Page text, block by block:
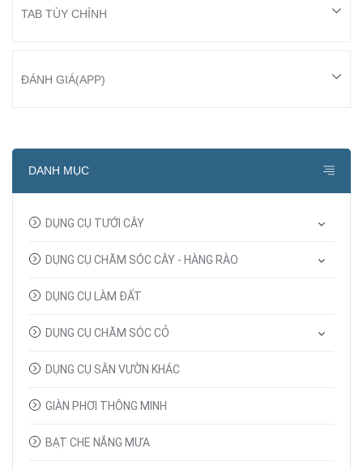
DANH MỤC
DỤNG CỤ TƯỚI CÂY
DỤNG CỤ CHĂM SÓC CÂY - HÀNG RÀO
DỤNG CỤ LÀM ĐẤT
DỤNG CỤ CHĂM SÓC CỎ
DỤNG CỤ SÂN VƯỜN KHÁC
GIÀN PHƠI THÔNG MINH
BẠT CHE NẮNG MƯA
TAB TÙY CHỈNH
ĐÁNH GIÁ(APP)